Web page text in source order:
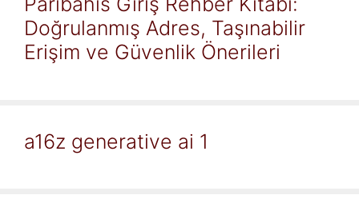
Doğrulanmış Adres, Taşınabilir
Erişim ve Güvenlik Önerileri
a16z generative ai 1